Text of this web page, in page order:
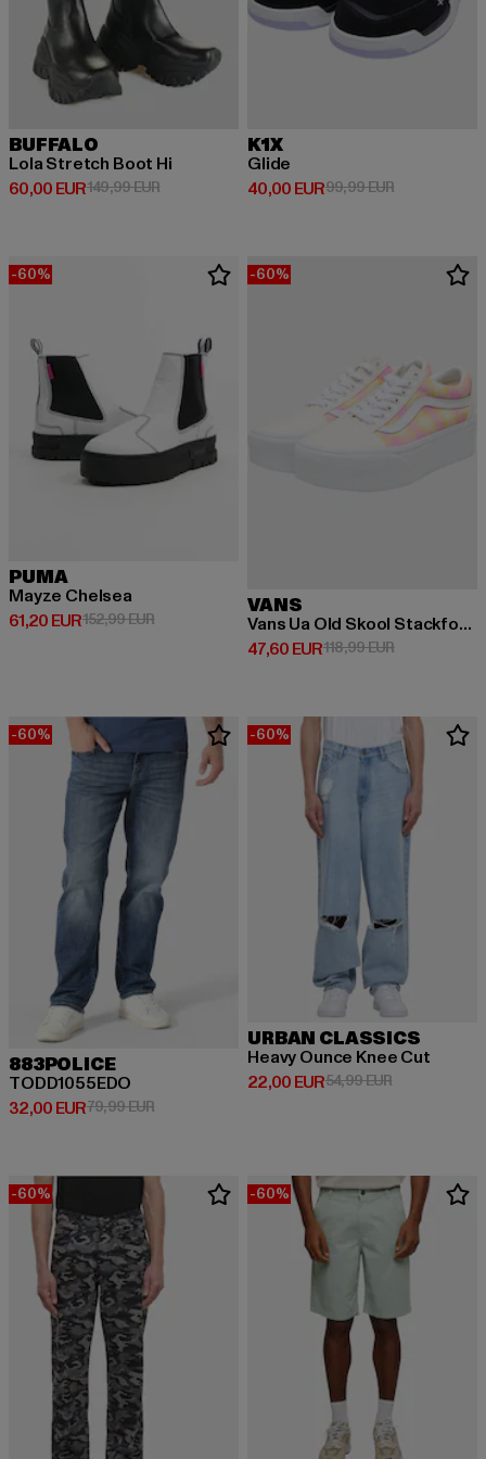
BUFFALO
Lola Stretch Boot Hi
60,00 EUR
Derzeitiger Preis: 60,00 EUR
149,99 EURAktionspreis: 149,99 EUR
K1X
Glide
40,00 EUR
Derzeitiger Preis: 40,00 EUR
99,99 EURAktionspreis:
-60%
PUMA
Mayze Chelsea
61,20 EUR
Derzeitiger Preis: 61,20 EUR
152,99 EURAktionspreis: 152,99 EUR
-60%
VANS
Vans Ua Old Skool Stackform Schuhe
47,60 EUR
Derzeitiger Preis: 47,60 EUR
118,99 EURAktionspreis:
-60%
883POLICE
TODD1055EDO
32,00 EUR
Derzeitiger Preis: 32,00 EUR
79,99 EURAktionspreis: 79,99 EUR
-60%
URBAN CLASSICS
Heavy Ounce Knee Cut
22,00 EUR
Derzeitiger Preis: 22,00 EUR
54,99 EURAktionspreis:
-60% -60%